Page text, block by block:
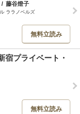
/ 藤谷燈子
ララノベルズ
無料立読み
宿プライベート・
無料立読み